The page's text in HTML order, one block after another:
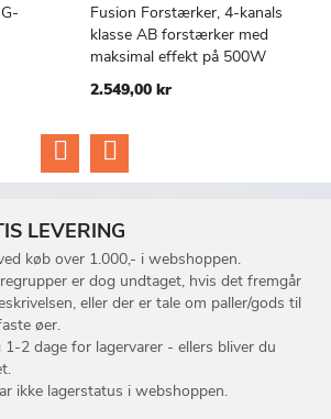
SAMMENLIGNLæg i kurv
TILFØJ
TIL
Fusion Forstærker, 4-kanals
klasse AB forstærker med
maksimal effekt på 500W
2.549,00 kr
LEVERING
køb over 1.000,- i webshoppen.
er dog undtaget, hvis det fremgår
eller der er tale om paller/gods til
øer.
1-2 dage for lagervarer - ellers bliver du
ikke lagerstatus i webshoppen.